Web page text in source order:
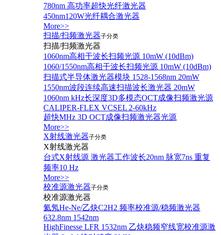
780nm 高功率超快光纤激光器
450nm120W光纤耦合激光器
More>>
扫描/扫频激光器子分类
扫描/扫频激光器
1060nm高相干波长扫频光源 10mW (10dBm)
1060/1550nm高相干波长扫频光源 10mW (10dBm)
扫描式半导体激光器模块 1528-1568nm 20mW
1550nm波段连续高速扫描波长激光器 20mW
1060nm kHz长深度3D多模态OCT成像扫频激光源
CALIPER-FLEX VCSEL 2-60kHz
超快MHz 3D OCT成像扫频激光器光源
More>>
X射线激光器子分类
X射线激光器
台式X射线源 激光器工作波长20nm 脉宽7ns 重复
频率10 Hz
More>>
校准源激光器子分类
校准源激光器
氦氖He-Ne/乙炔C2H2 频率校准源/稳频激光器
632.8nm 1542nm
HighFinesse LFR 1532nm 乙炔稳频窄线宽校准源激